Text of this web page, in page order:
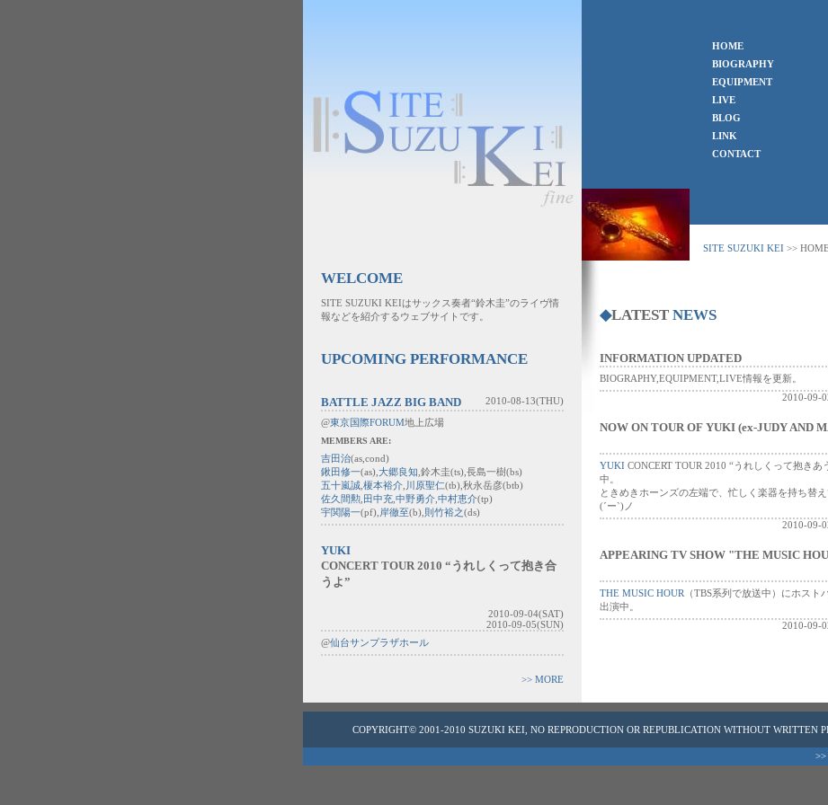
HOME
BIOGRAPHY
EQUIPMENT
LIVE
BLOG
LINK
CONTACT
WELCOME
SITE SUZUKI KEIはサックス奏者“鈴木圭”のライヴ情
報などを紹介するウェブサイトです。
UPCOMING PERFORMANCE
BATTLE JAZZ BIG BAND
2010-08-13(THU)
@東京国際FORUM地上広場
MEMBERS ARE:
吉田治(as,cond)
鍬田修一(as), 大郷良知 ,鈴木圭(ts),長島一樹(bs)
五十嵐誠 榎本裕介 川原聖仁(tb),秋永岳彦(btb)
佐久間勲 田中充 中野勇介 中村恵介(tp)
宇関陽一(pf), 岸徹至(b), 則竹裕之(ds)
YUKI
CONCERT TOUR 2010 “うれしくって抱き合
うよ”
2010-09-04(SAT)
2010-09-05(SUN)
@仙台サンプラザホール
>> MORE
SITE SUZUKI KEI >> HOME
◆LATEST NEWS
INFORMATION UPDATED
BIOGRAPHY,EQUIPMENT,LIVE情報を更新。
2010-09-
NOW ON TOUR OF YUKI (ex-JUDY AND
YUKI CONCERT TOUR 2010 “うれしくって抱きあ
中。
ときめきホーンズの左端で、忙しく楽器を持ち替え
(´ー`)ノ
2010-09-
APPEARING TV SHOW "THE MUSIC
THE MUSIC HOUR （TBS系列で放送中）にホスト
出演中。
2010-09-
COPYRIGHT© 2001-2010 SUZUKI KEI, NO REPRODUCTION OR REPUBLICATION WITHOUT WRITTEN